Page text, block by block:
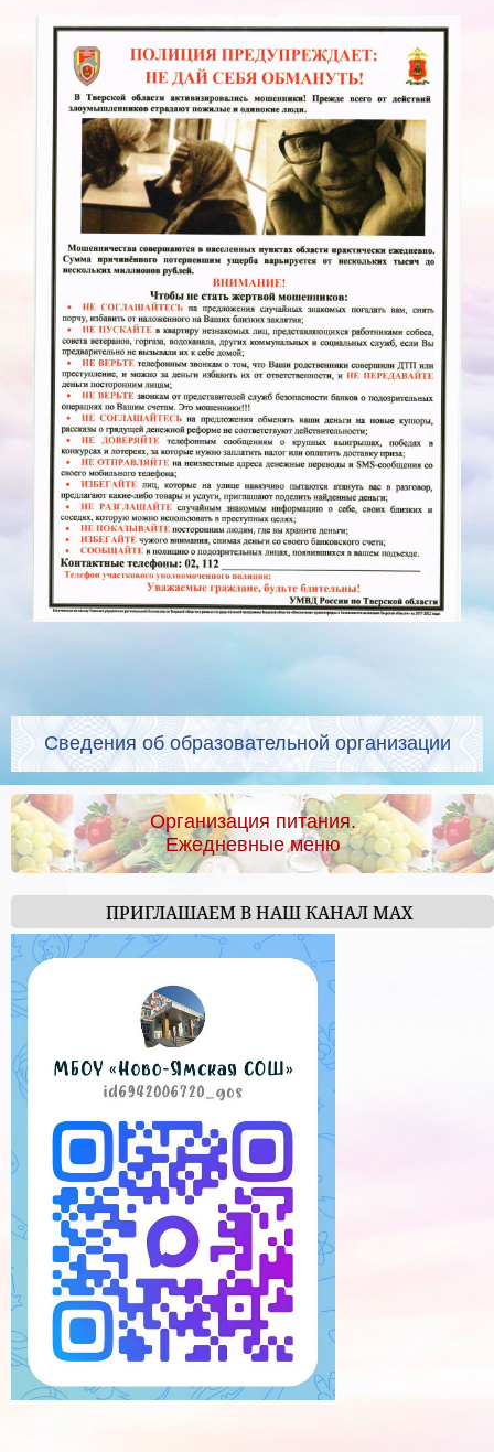
Сведения об образовательной организации
Организация питания.
Ежедневные меню
ПРИГЛАШАЕМ В НАШ КАНАЛ МАХ